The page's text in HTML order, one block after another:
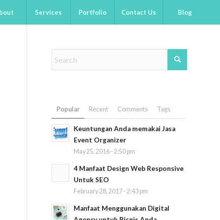
Services Portfolio Contact Us Blog
Popular Recent Comments Tags
Keuntungan Anda memakai Jasa
Event Organizer
May 25, 2016 - 2:50 pm
4 Manfaat Design Web Responsive
Untuk SEO
February 28, 2017 - 2:43 pm
Manfaat Menggunakan Digital